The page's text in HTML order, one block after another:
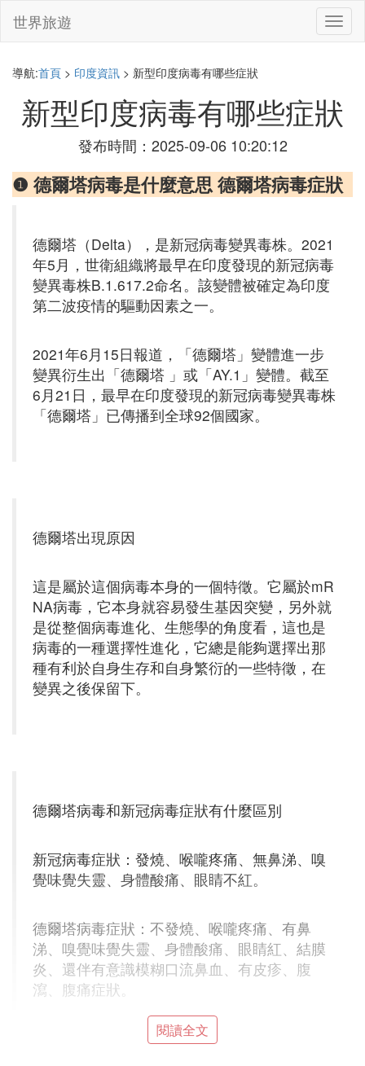
切
換
世界旅遊
導航:首頁 > 印度資訊 > 新型印度病毒有哪些症狀
新型印度病毒有哪些症狀
發布時間：2025-09-06 10:20:12
❶ 德爾塔病毒是什麼意思 德爾塔病毒症狀
德爾塔（Delta），是新冠病毒變異毒株。2021
年5月，世衛組織將最早在印度發現的新冠病毒
變異毒株B.1.617.2命名。該變體被確定為印度
第二波疫情的驅動因素之一。
2021年6月15日報道，「德爾塔」變體進一步
變異衍生出「德爾塔 」或「AY.1」變體。截至
6月21日，最早在印度發現的新冠病毒變異毒株
「德爾塔」已傳播到全球92個國家。
德爾塔出現原因
這是屬於這個病毒本身的一個特徵。它屬於mR
NA病毒，它本身就容易發生基因突變，另外就
是從整個病毒進化、生態學的角度看，這也是
病毒的一種選擇性進化，它總是能夠選擇出那
種有利於自身生存和自身繁衍的一些特徵，在
變異之後保留下。
德爾塔病毒和新冠病毒症狀有什麼區別
新冠病毒症狀：發燒、喉嚨疼痛、無鼻涕、嗅
覺味覺失靈、身體酸痛、眼睛不紅。
德爾塔病毒症狀：不發燒、喉嚨疼痛、有鼻
涕、嗅覺味覺失靈、身體酸痛、眼睛紅、結膜
炎、還伴有意識模糊口流鼻血、有皮疹、腹
瀉、腹痛症狀。
閱讀全文